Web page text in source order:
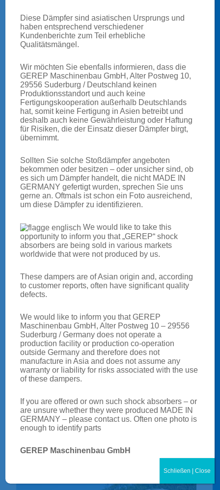
EISENBAHN
STRASSENBAHN
LKW
Diese Dämpfer sind asiatischen Ursprungs und
haben entsprechend verschiedener
Kundenberichte zum Teil erhebliche
Qualitätsmängel.
Wir möchten Sie ebenfalls informieren, dass die
GEREP Maschinenbau GmbH, Alter Postweg 10,
29556 Suderburg / Deutschland keinen
Produktionsstandort und auch keine
Fertigungskooperation außerhalb Deutschlands
hat, somit keine Fertigung in Asien betreibt und
deshalb auch keine Gewährleistung oder Haftung
für Risiken, die der Einsatz dieser Dämpfer birgt,
übernimmt.
Sollten Sie solche Stoßdämpfer angeboten
bekommen oder besitzen – oder unsicher sind, ob
es sich um Dämpfer handelt, die nicht MADE IN
GERMANY gefertigt wurden, sprechen Sie uns
gerne an. Oftmals ist schon ein Foto ausreichend,
um diese Dämpfer zu identifizieren.
We would like to take this
opportunity to inform you that „GEREP“ shock
absorbers are being sold in various markets
worldwide that were not produced by us.
These dampers are of Asian origin and, according
to customer reports, often have significant quality
defects.
We would like to inform you that GEREP
Maschinenbau GmbH, Alter Postweg 10 – 29556
Suderburg / Germany does not operate a
production facility or production co-operation
outside Germany and therefore does not
manufacture in Asia and does not assume any
warranty or liability for risks associated with the use
of these dampers.
If you are offered or own such shock absorbers – or
are unsure whether they were produced MADE IN
GERMANY – please contact us. Often one photo is
enough to identify parts
GEREP Maschinenbau GmbH
Schließen | Close